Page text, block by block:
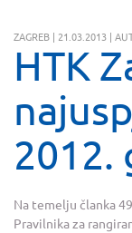
ZAGREB | 21.03.2013 |
HTK
2012.
Na temelju članka
Pravilnika za